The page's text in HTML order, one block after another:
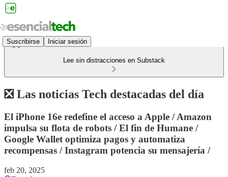
Suscribirse Iniciar sesión
Lee sin distracciones en Substack
❎ Las noticias Tech destacadas del día
El iPhone 16e redefine el acceso a Apple / Amazon
impulsa su flota de robots / El fin de Humane /
Google Wallet optimiza pagos y automatiza
recompensas / Instagram potencia su mensajería /
feb 20, 2025